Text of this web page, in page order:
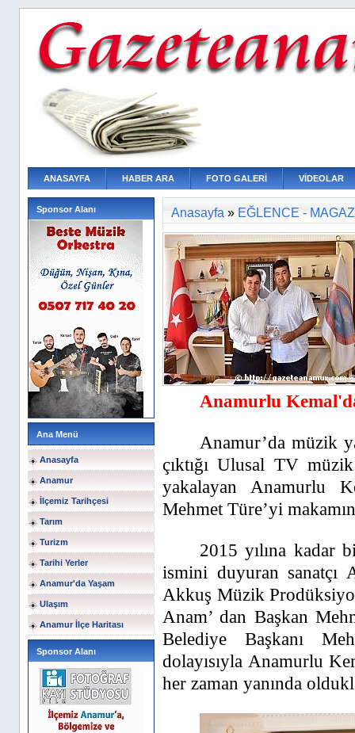
ANASAYFA HABER ARA FOTO GALERİ VİDEOLAR
Sponsor Alanı
Ana Menü
Anasayfa
Anamur
İlçemiz Tarihçesi
Tarım
Turizm
Tarihi Yerler
Anamur'da Yaşam
Ulaşım
Anamur İlçe Haritası
Sponsor Alanı
Anasayfa » EĞLENCE -
Anamurlu
Anamur’da müzik
çıktığı Ulusal TV
yakalayan Anamurlu
Mehmet Türe’yi
2015 yılına kadar
ismini duyuran sanatçı
Akkuş Müzik
Anam’ dan Başkan
Belediye Başkanı
dolayısıyla Anamurlu
her zaman yanında